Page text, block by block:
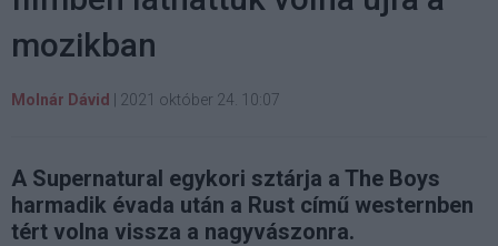
mozikban
Molnár Dávid | 2021 október 24. 10:07
A Supernatural egykori sztárja a The Boys
harmadik évada után a Rust című westernben
tért volna vissza a nagyvászonra.